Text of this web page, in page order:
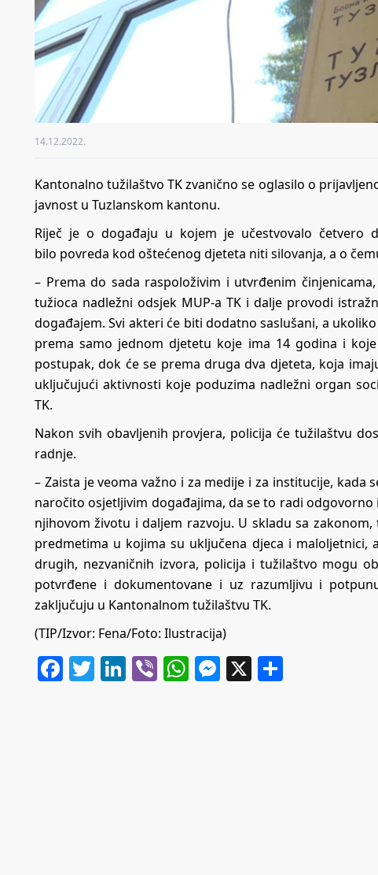
14.12.2022.
Kantonalno tužilaštvo TK zvanično se oglasilo o
javnost u Tuzlanskom kantonu.
Riječ je o događaju u kojem je učestvovalo četvero
bilo povreda kod oštećenog djeteta niti silovanja, a o
– Prema do sada raspoloživim i utvrđenim
tužioca nadležni odsjek MUP-a TK i dalje provodi
događajem. Svi akteri će biti dodatno saslušani, a
prema samo jednom djetetu koje ima 14 godina i
postupak, dok će se prema druga dva djeteta, koja
uključujući aktivnosti koje poduzima nadležni organ
TK.
Nakon svih obavljenih provjera, policija će tužilaštvu
radnje.
– Zaista je veoma važno i za medije i za institucije, kada
naročito osjetljivim događajima, da se to radi
njihovom životu i daljem razvoju. U skladu sa
predmetima u kojima su uključena djeca i
drugih, nezvaničnih izvora, policija i tužilaštvo mogu
potvrđene i dokumentovane i uz razumljivu i
zaključuju u Kantonalnom tužilaštvu TK.
(TIP/Izvor: Fena/Foto: Ilustracija)
Facebook
Twitter
LinkedIn
ViberWhatsApp
Messenger
X